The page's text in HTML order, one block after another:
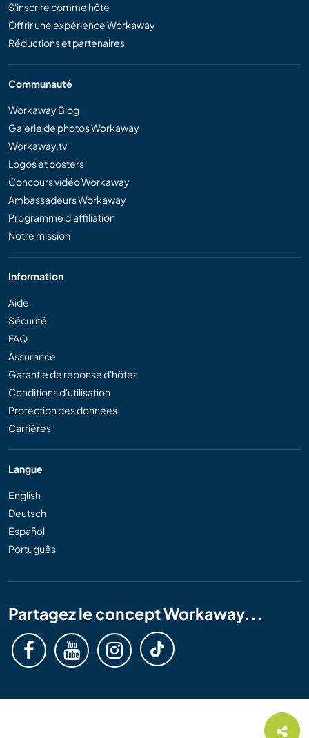
S'inscrire comme hôte
Offrir une expérience Workaway
Réductions et partenaires
Communauté
Workaway Blog
Galerie de photos Workaway
Workaway.tv
Logos et posters
Concours vidéo Workaway
Ambassadeurs Workaway
Programme d'affiliation
Notre mission
Information
Aide
Sécurité
FAQ
Assurance
Garantie de réponse d'hôtes
Conditions d'utilisation
Protection des données
Carrières
Langue
English
Deutsch
Español
Português
Partagez le concept Workaway...